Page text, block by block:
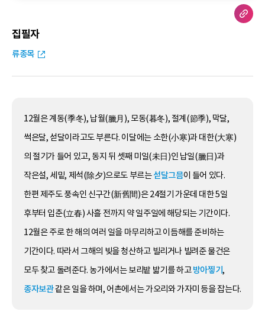
집필자
류종목
12월은 계동(季冬), 납월(臘月), 모동(暮冬), 절계(節季), 막달,
썩은달, 섣달이라고도 부른다. 이달에는 소한(小寒)과 대한(大寒)
의 절기가 들어 있고, 동지 뒤 셋째 미일(未日)인 납일(臘日)과
작은설, 세밑, 제석(除夕)으로도 부르는섣달그믐이 들어 있다.
한편 제주도 풍속인 신구간(新舊間)은 24절기 가운데 대한 5일
후부터 입춘(立春) 사흘 전까지 약 일주일에 해당되는 기간이다.
12월은 주로 한 해의 여러 일을 마무리하고 이듬해를 준비하는
기간이다. 따라서 그해의 빚을 청산하고 빌리거나 빌려준 물건은
모두 찾고 돌려준다. 농가에서는 보리밭 밟기를 하고방아찧기,
종자보관같은 일을 하며, 어촌에서는 가오리와 가자미 등을 잡는다.